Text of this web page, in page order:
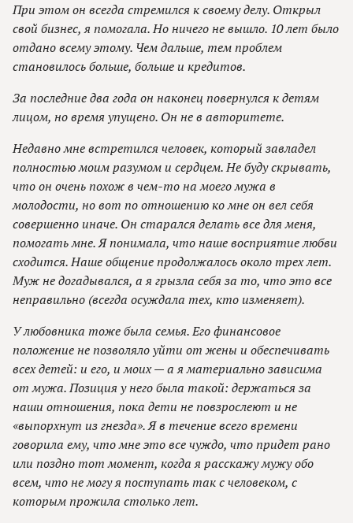
При этом он всегда стремился к своему делу. Открыл
свой бизнес, я помогала. Но ничего не вышло. 10 лет было
отдано всему этому. Чем дальше, тем проблем
становилось больше, больше и кредитов.
За последние два года он наконец повернулся к детям
лицом, но время упущено. Он не в авторитете.
Недавно мне встретился человек, который завладел
полностью моим разумом и сердцем. Не буду скрывать,
что он очень похож в чем-то на моего мужа в
молодости, но вот по отношению ко мне он вел себя
совершенно иначе. Он старался делать все для меня,
помогать мне. Я понимала, что наше восприятие любви
сходится. Наше общение продолжалось около трех лет.
Муж не догадывался, а я грызла себя за то, что это все
неправильно (всегда осуждала тех, кто изменяет).
У любовника тоже была семья. Его финансовое
положение не позволяло уйти от жены и обеспечивать
всех детей: и его, и моих — а я материально зависима
от мужа. Позиция у него была такой: держаться за
наши отношения, пока дети не повзрослеют и не
«выпорхнут из гнезда». Я в течение всего времени
говорила ему, что мне это все чуждо, что придет рано
или поздно тот момент, когда я расскажу мужу обо
всем, что не могу я поступать так с человеком, с
которым прожила столько лет.